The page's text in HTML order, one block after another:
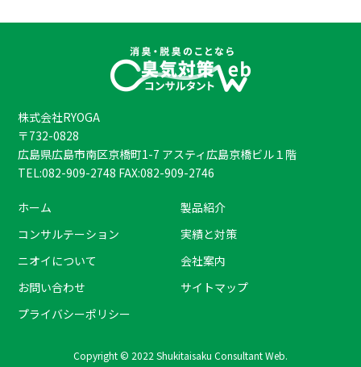
株式会社RYOGA
〒732-0828
広島県広島市南区京橋町1-7 アスティ広島京橋ビル１階
TEL:082-909-2748 FAX:082-909-2746
ホーム
製品紹介
コンサルテーション
実績と対策
ニオイについて
会社案内
お問い合わせ
サイトマップ
プライバシーポリシー
Copyright © 2022 Shukitaisaku Consultant Web.